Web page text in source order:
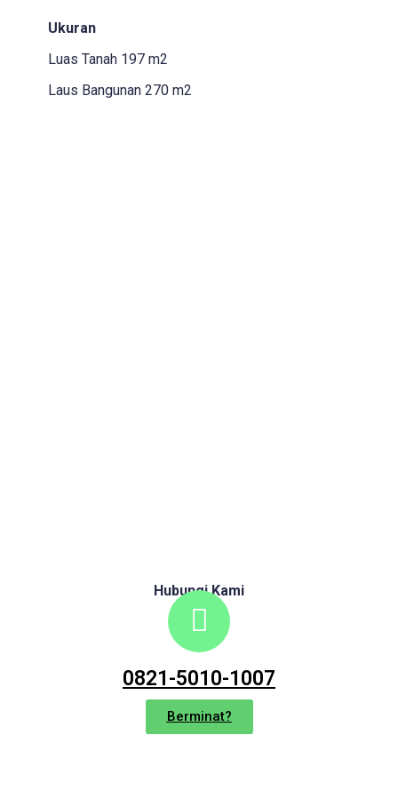
Ukuran
Luas Tanah 197 m2
Laus Bangunan 270 m2
Hubungi Kami
0821-5010-1007
Berminat?